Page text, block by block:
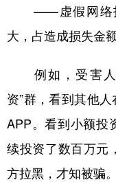
——虚假网络投
大，占造成损失金
例如，受害人
资”群，看到其他
APP。看到小额投
续投资了数百万元
方拉黑，才知被骗。